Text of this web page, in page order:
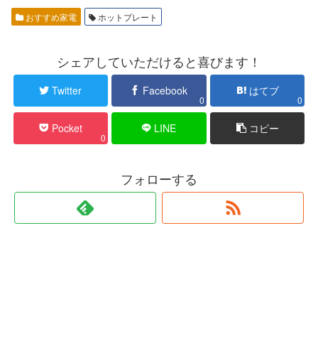
おすすめ家電 ホットプレート
シェアしていただけると喜びます！
Twitter Facebook
0
はてブ
0
Pocket
0
LINE コピー
フォローする